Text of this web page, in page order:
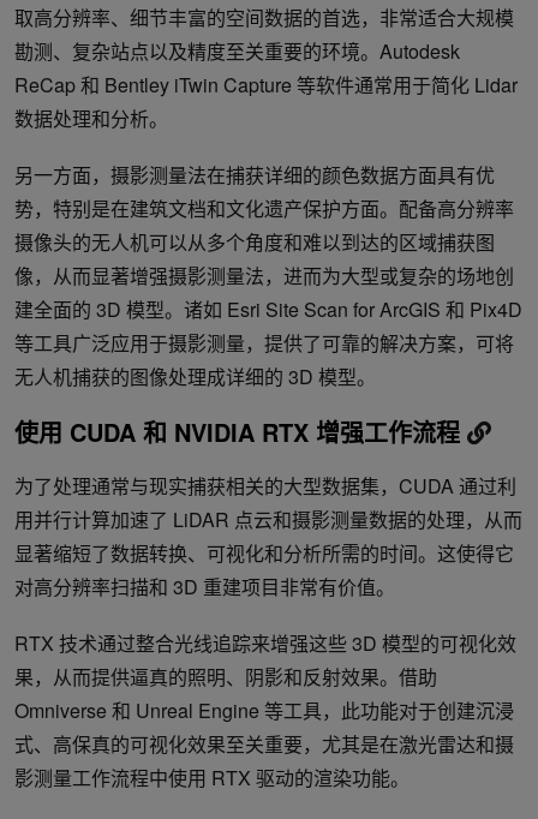
取高分辨率、细节丰富的空间数据的首选，非常适合大规模
勘测、复杂站点以及精度至关重要的环境。Autodesk
ReCap 和 Bentley iTwin Capture 等软件通常用于简化 Lidar
数据处理和分析。
另一方面，摄影测量法在捕获详细的颜色数据方面具有优
势，特别是在建筑文档和文化遗产保护方面。配备高分辨率
摄像头的无人机可以从多个角度和难以到达的区域捕获图
像，从而显著增强摄影测量法，进而为大型或复杂的场地创
建全面的 3D 模型。诸如 Esri Site Scan for ArcGIS 和 Pix4D
等工具广泛应用于摄影测量，提供了可靠的解决方案，可将
无人机捕获的图像处理成详细的 3D 模型。
使用 CUDA 和 NVIDIA RTX 增强工作流程
为了处理通常与现实捕获相关的大型数据集，CUDA 通过利
用并行计算加速了 LiDAR 点云和摄影测量数据的处理，从而
显著缩短了数据转换、可视化和分析所需的时间。这使得它
对高分辨率扫描和 3D 重建项目非常有价值。
RTX 技术通过整合光线追踪来增强这些 3D 模型的可视化效
果，从而提供逼真的照明、阴影和反射效果。借助
Omniverse 和 Unreal Engine 等工具，此功能对于创建沉浸
式、高保真的可视化效果至关重要，尤其是在激光雷达和摄
影测量工作流程中使用 RTX 驱动的渲染功能。